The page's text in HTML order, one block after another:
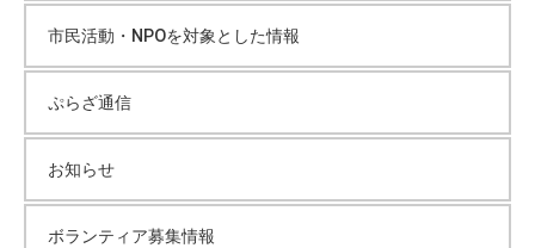
ブ
市民活動・NPOを対象とした情報
ぷらざ通信
お知らせ
ボランティア募集情報